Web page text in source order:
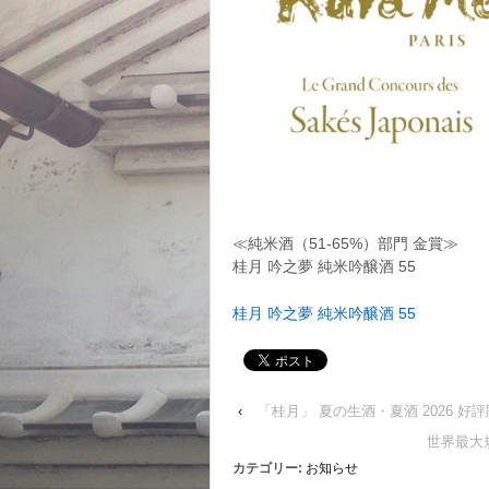
≪純米酒（51-65%）部門 金賞≫
桂月 吟之夢 純米吟醸酒 55
桂月 吟之夢 純米吟醸酒 55
‹
「桂月」 夏の生酒・夏酒 2026 好
世界最大
カテゴリー: お知らせ